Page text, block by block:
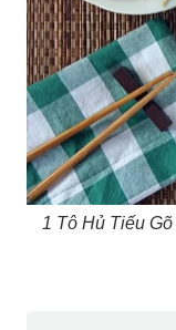
1 Tô Hủ Tiếu